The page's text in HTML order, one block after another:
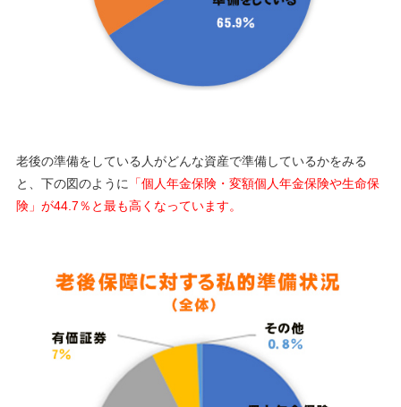
老後の準備をしている人がどんな資産で準備しているかをみる
と、下の図のように
「個人年金保険・変額個人年金保険や生命保
険」が44.7％と最も高くなっています。